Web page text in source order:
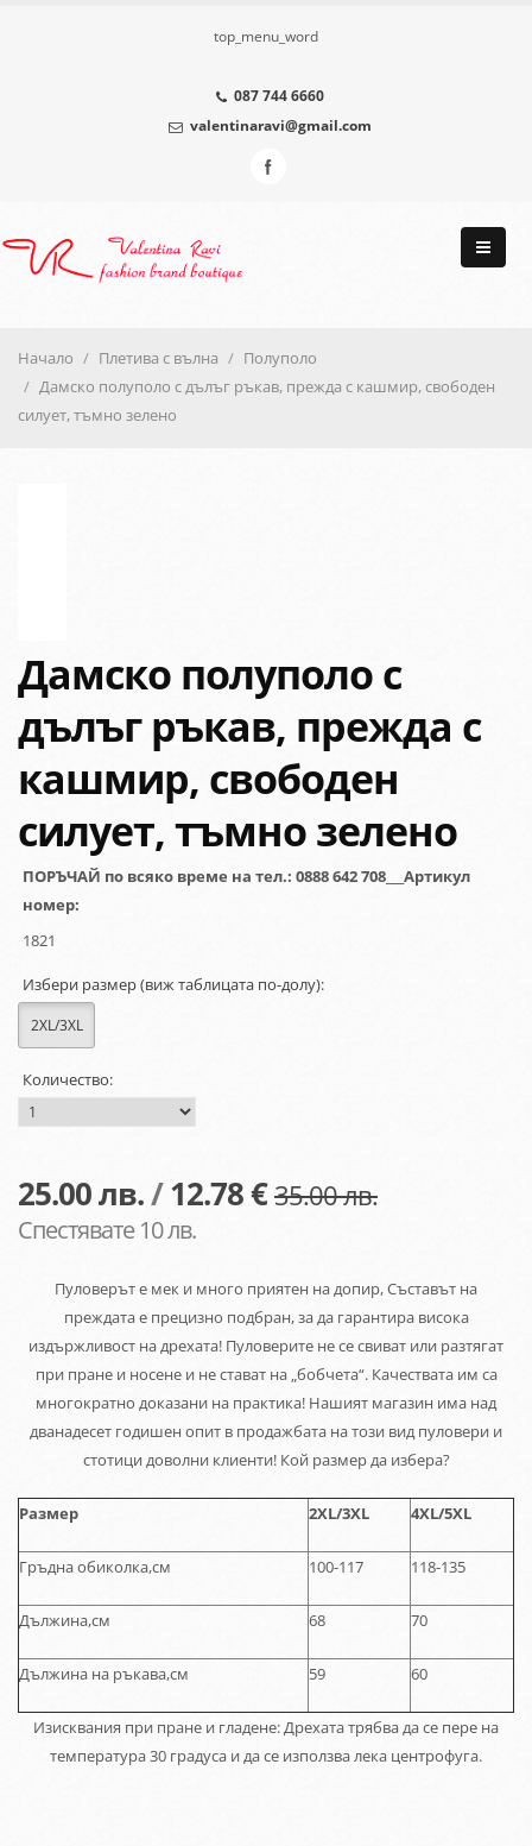
top_menu_word
087 744 6660
valentinaravi@gmail.com
Начало Плетива с вълна
Полуполо
Дамско полуполо с дълъг ръкав, прежда с кашмир, свободен
силует, тъмно зелено
Дамско полуполо с
дълъг ръкав, прежда с
кашмир, свободен
силует, тъмно зелено
ПОРЪЧАЙ по всяко време на тел.: 0888 642 708___Артикул
номер:
1821
Избери размер (виж таблицата по-долу):
2XL/3XL
Количество:
25.00лв./12.78 €35.00 лв.
Спестявате 10 лв.
Пуловерът е мек и много приятен на допир, Съставът на
преждата е прецизно подбран, за да гарантира висока
издържливост на дрехата! Пуловерите не се свиват или разтягат
при пране и носене и не стават на „бобчета“. Качествата им са
многократно доказани на практика! Нашият магазин има над
дванадесет годишен опит в продажбата на този вид пуловери и
стотици доволни клиенти! Кой размер да избера?
Размер 2XL/3XL 4XL/5XL
Гръдна обиколка,см 100-117 118-135
Дължина,см 68 70
Дължина на ръкава,см 59 60
Изисквания при пране и гладене: Дрехата трябва да се пере на
температура 30 градуса и да се използва лека центрофуга.